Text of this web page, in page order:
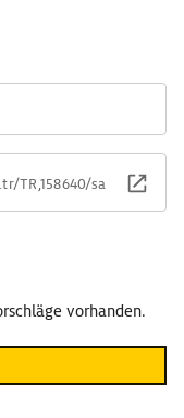
TR,158640/sa
vorhanden.